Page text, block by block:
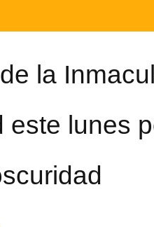
la
este lunes